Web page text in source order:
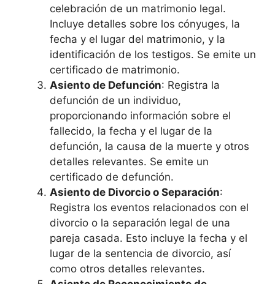
celebración de un matrimonio legal.
Incluye detalles sobre los cónyuges, la
fecha y el lugar del matrimonio, y la
identificación de los testigos. Se emite un
certificado de matrimonio.
Asiento de Defunción: Registra la
defunción de un individuo,
proporcionando información sobre el
fallecido, la fecha y el lugar de la
defunción, la causa de la muerte y otros
detalles relevantes. Se emite un
certificado de defunción.
Asiento de Divorcio o Separación:
Registra los eventos relacionados con el
divorcio o la separación legal de una
pareja casada. Esto incluye la fecha y el
lugar de la sentencia de divorcio, así
como otros detalles relevantes.